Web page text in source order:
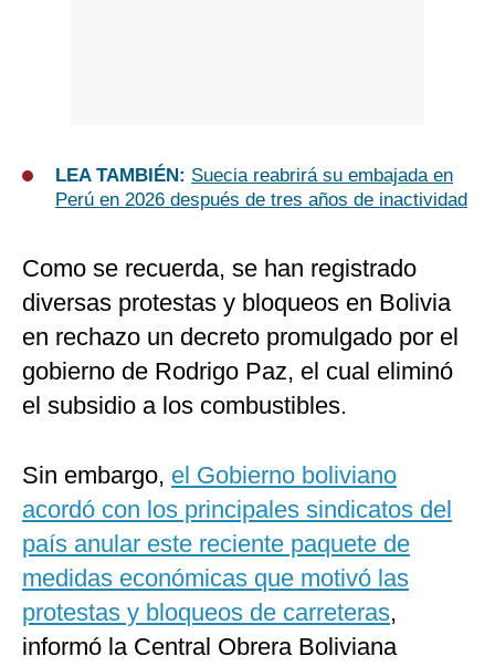
LEA TAMBIÉN: Suecia reabrirá su embajada en
Perú en 2026 después de tres años de inactividad
Como se recuerda, se han registrado
diversas protestas y bloqueos en Bolivia
en rechazo un decreto promulgado por el
gobierno de Rodrigo Paz, el cual eliminó
el subsidio a los combustibles.
Sin embargo, el Gobierno boliviano
acordó con los principales sindicatos del
país anular este reciente paquete de
medidas económicas que motivó las
protestas y bloqueos de carreteras,
informó la Central Obrera Boliviana